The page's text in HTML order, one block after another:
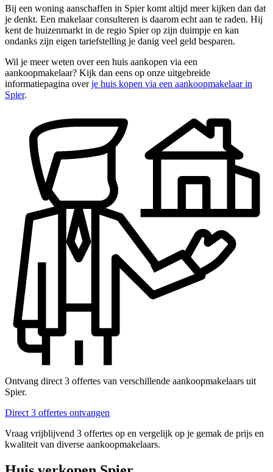
Bij een woning aanschaffen in Spier komt altijd meer kijken dan dat
je denkt. Een makelaar consulteren is daarom echt aan te raden. Hij
kent de huizenmarkt in de regio Spier op zijn duimpje en kan
ondanks zijn eigen tariefstelling je danig veel geld besparen.
Wil je meer weten over een huis aankopen via een
aankoopmakelaar? Kijk dan eens op onze uitgebreide
informatiepagina overje huis kopen via een aankoopmakelaar in
Spier.
Ontvang direct 3 offertes van verschillende aankoopmakelaars uit
Spier.
Direct 3 offertes ontvangen
Vraag vrijblijvend 3 offertes op en vergelijk op je gemak de prijs en
kwaliteit van diverse aankoopmakelaars.